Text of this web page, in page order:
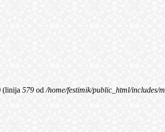
(linija 579 od/home/festimik/public_html/includes/